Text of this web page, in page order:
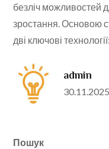
безліч можливостей
зростання. Основою
дві ключові
admin
Posted
30.11.2025
Пошук